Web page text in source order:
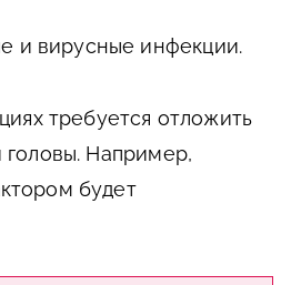
и вирусные инфекции.
требуется отложить
Например,
будет